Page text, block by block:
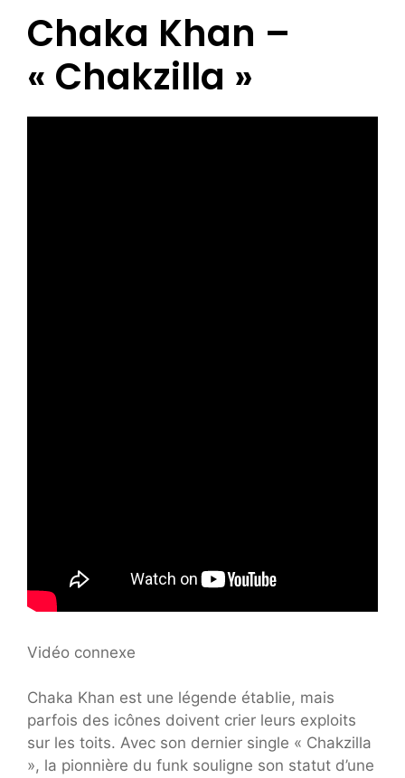
Chaka Khan –
« Chakzilla »
Vidéo connexe
Chaka Khan est une légende établie, mais
parfois des icônes doivent crier leurs exploits
sur les toits. Avec son dernier single « Chakzilla
», la pionnière du funk souligne son statut d’une